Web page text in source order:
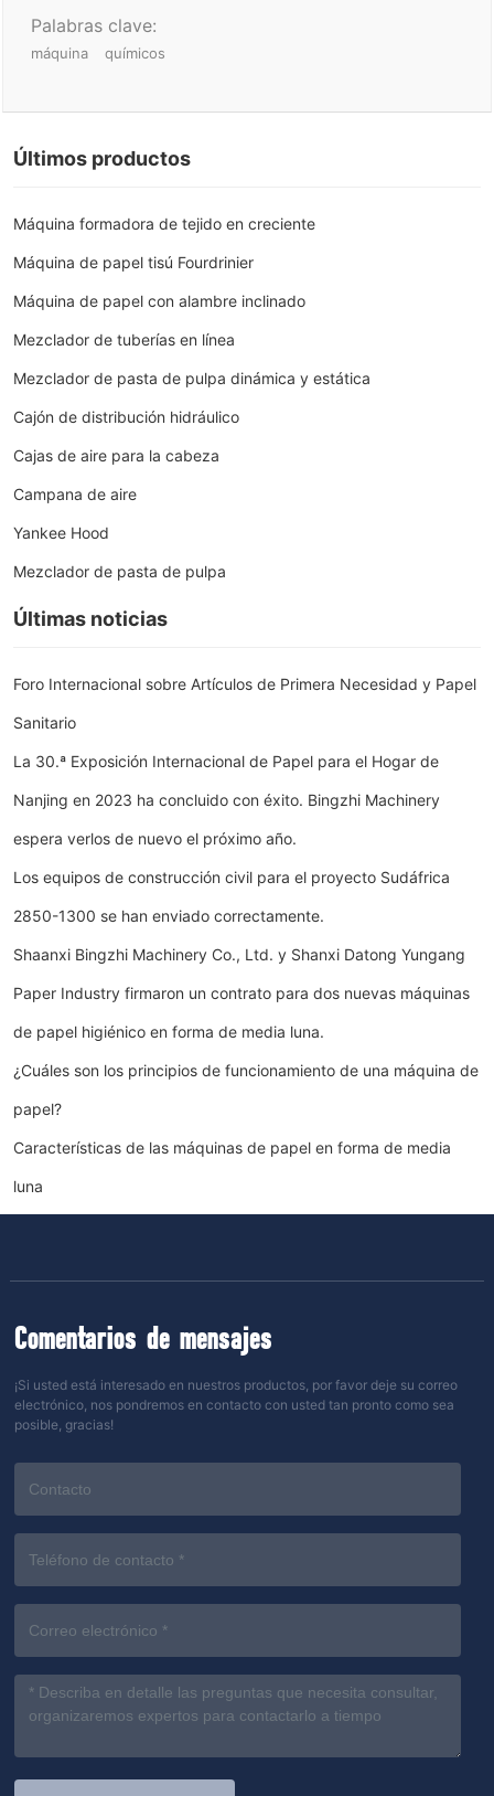
Palabras clave:
máquina químicos
Últimos productos
Máquina formadora de tejido en creciente
Máquina de papel tisú Fourdrinier
Máquina de papel con alambre inclinado
Mezclador de tuberías en línea
Mezclador de pasta de pulpa dinámica y estática
Cajón de distribución hidráulico
Cajas de aire para la cabeza
Campana de aire
Yankee Hood
Mezclador de pasta de pulpa
Últimas noticias
Foro Internacional sobre Artículos de Primera Necesidad y Papel
Sanitario
La 30.ª Exposición Internacional de Papel para el Hogar de
Nanjing en 2023 ha concluido con éxito. Bingzhi Machinery
espera verlos de nuevo el próximo año.
Los equipos de construcción civil para el proyecto Sudáfrica
2850-1300 se han enviado correctamente.
Shaanxi Bingzhi Machinery Co., Ltd. y Shanxi Datong Yungang
Paper Industry firmaron un contrato para dos nuevas máquinas
de papel higiénico en forma de media luna.
¿Cuáles son los principios de funcionamiento de una máquina de
papel?
Características de las máquinas de papel en forma de media
luna
Comentarios de mensajes
¡Si usted está interesado en nuestros productos, por favor deje su correo
electrónico, nos pondremos en contacto con usted tan pronto como sea
posible, gracias!